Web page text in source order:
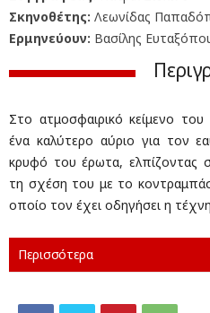
Σκηνοθέτης: Λεωνίδας
Ερμηνεύουν: Βασίλης
Στο ατμοσφαιρικό κείμενο
ένα καλύτερο αύριο για τον
κρυφό του έρωτα, ελπίζοντας
τη σχέση του με το
οποίο τον έχει οδηγήσει η
Περισσότερα